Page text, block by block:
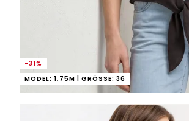
-31%
MODEL: 1,75M | GRÖSSE: 36